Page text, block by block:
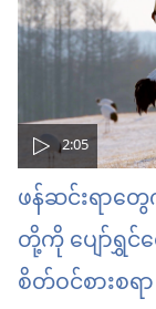
2:05
ဖန်ဆင်းရာတွ
တို့ကို ပျော်ရွှင်စ
စိတ်ဝင်စားစရာ